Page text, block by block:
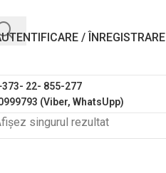
/ ÎNREGISTRARE
22- 855-277
(Viber, WhatsUpp)
singurul rezultat